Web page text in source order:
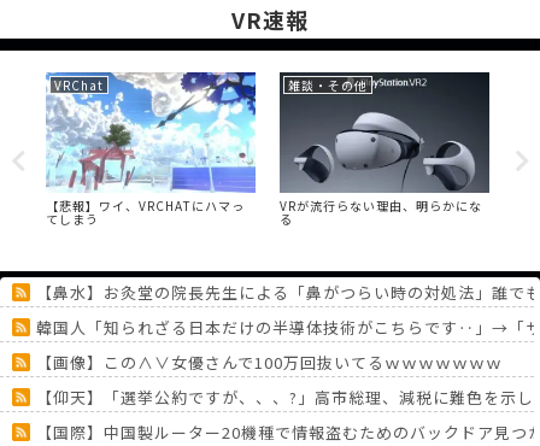
VR速報
VRChat
【悲報】ワイ、VRCHATにハマっ
てしまう
雑談・その他
VRが流行らない理由、明らかにな
る
【鼻水】お灸堂の院長先生による「鼻がつらい時の対処法」誰で
韓国人「知られざる日本だけの半導体技術がこちらです‥」→「
【画像】この∧∨女優さんで100万回抜いてるｗｗｗｗｗｗｗ
【仰天】「選挙公約ですが、、、?」高市総理、減税に難色を示
【国際】中国製ルーター20機種で情報盗むためのバックドア見